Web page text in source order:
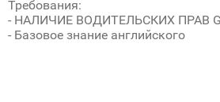
Требования:
- НАЛИЧИЕ ВОДИТЕЛЬСКИХ ПРАВ G
- Базовое знание английского